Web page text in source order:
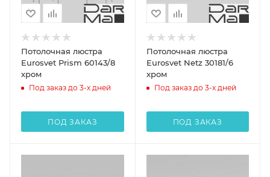
Потолочная люстра
Eurosvet Prism 60143/8
хром
Под заказ до 3-х дней
ПОД ЗАКАЗ
Потолочная люстра
Eurosvet Netz 30181/6
хром
Под заказ до 3-х дней
ПОД ЗАКАЗ